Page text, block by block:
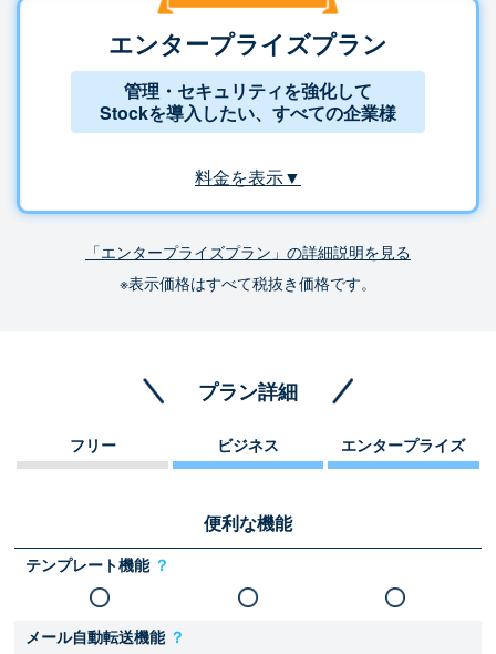
エンタープライズプラン
管理・セキュリティを強化して
Stockを導入したい、すべての企業様
料金を表示▼
「エンタープライズプラン」の詳細説明を見る
※表示価格はすべて税抜き価格です。
プラン詳細
フリー ビジネス エンタープライズ
便利な機能
テンプレート機能 ？
メール自動転送機能 ？